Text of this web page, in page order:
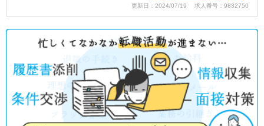
更新日：2024/07/19 求人番号：9832750